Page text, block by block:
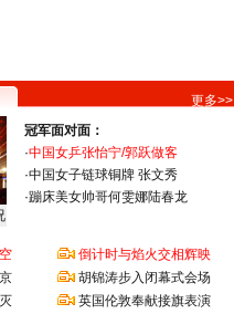
更多>>
冠军面对面：
·中国女乒张怡宁/郭跃做客
·中国女子链球铜牌 张文秀
·蹦床美女帅哥何雯娜陆春龙
倒计时与焰火交相辉映
胡锦涛步入闭幕式会场
英国伦敦奉献接旗表演